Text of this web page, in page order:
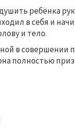
ребёнка
в себя и
и тело.
в совершении
полностью